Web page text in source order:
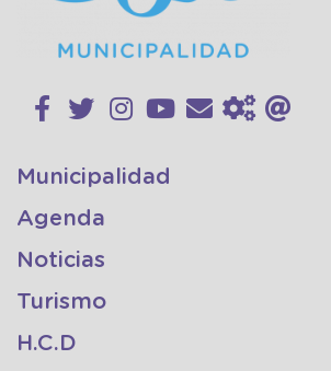
Municipalidad
Agenda
Noticias
Turismo
H.C.D